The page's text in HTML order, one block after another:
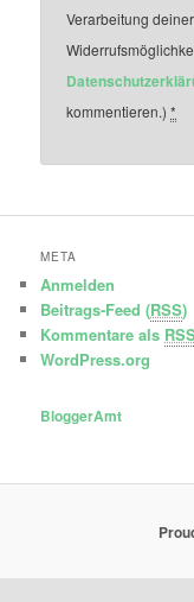
Verarbeitung
kommentieren.)*
META
Anmelden
Beitrags-Feed (RSS)
Kommentare als
WordPress.org
BloggerAmt